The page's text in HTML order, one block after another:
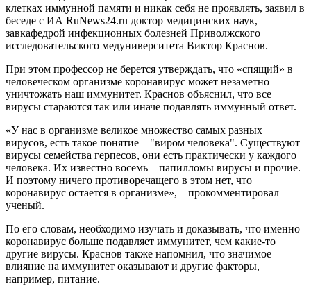
клетках иммунной памяти и никак себя не проявлять, заявил в
беседе с ИА RuNews24.ru доктор медицинских наук,
завкафедрой инфекционных болезней Приволжского
исследовательского медуниверситета Виктор Краснов.
При этом профессор не берется утверждать, что «спящий» в
человеческом организме коронавирус может незаметно
уничтожать наш иммунитет. Краснов объяснил, что все
вирусы стараются так или иначе подавлять иммунный ответ.
«У нас в организме великое множество самых разных
вирусов, есть такое понятие – "виром человека". Существуют
вирусы семейства герпесов, они есть практически у каждого
человека. Их известно восемь – папилломы вирусы и прочие.
И поэтому ничего противоречащего в этом нет, что
коронавирус остается в организме», – прокомментировал
ученый.
По его словам, необходимо изучать и доказывать, что именно
коронавирус больше подавляет иммунитет, чем какие-то
другие вирусы. Краснов также напомнил, что значимое
влияние на иммунитет оказывают и другие факторы,
например, питание.